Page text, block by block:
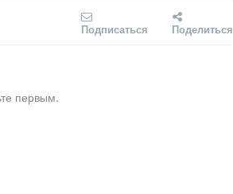
Подписаться Поделиться
первым.